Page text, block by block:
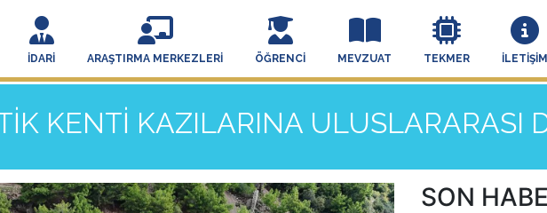
İDARI ARAŞTIRMA MERKEZLERI ÖĞRENCI MEVZUAT TEKMER İLETİŞİM
KENTİ KAZILARINA ULUSLARARASI
SON